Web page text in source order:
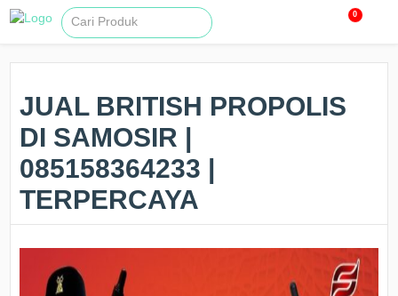
0
JUAL BRITISH PROPOLIS
DI SAMOSIR |
085158364233 |
TERPERCAYA